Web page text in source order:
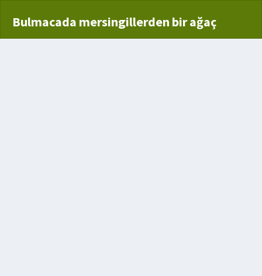
Bulmacada mersingillerden bir ağaç